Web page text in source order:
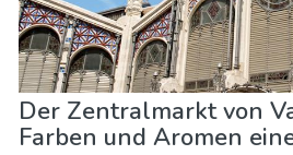
Der Zentralmarkt von
Farben und Aromen